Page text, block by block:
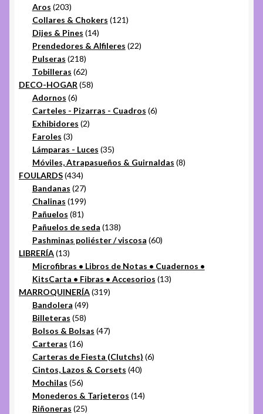
Aros 203203
productos
Collares & Chokers 121121
Dijes & Pines 1414
productos
Prendedores & Alfileres 2222
Pulseras 218218
productos
Tobilleras 6262
productos
DECO-HOGAR 5858
Adornos 66
productos
Carteles - Pizarras - Cuadros 66
Exhibidores 22
Faroles 33
productos
Lámparas - Luces 3535
productos
Móviles, Atrapasueños & Guirnaldas 88
FOULARDS 434434
productos
Bandanas 2727
productos
Chalinas 199199
productos
Pañuelos 8181
productos
Pañuelos de seda 138138
productos
Pashminas poliéster / viscosa 6060
LIBRERÍA 1313
productos
Microfibras • Libros de Notas • Cuadernos •
KitsCarta • Fibras • Accesorios 1313
MARROQUINERÍA 319319
Bandolera 4949
productos
Billeteras 5858
productos
Bolsos & Bolsas 4747
Carteras 1616
productos
Carteras de Fiesta (Clutchs) 66
Cintos, Lazos & Corsets 4040
Mochilas 5656
productos
Monederos & Tarjeteros 1414
Riñoneras 2525